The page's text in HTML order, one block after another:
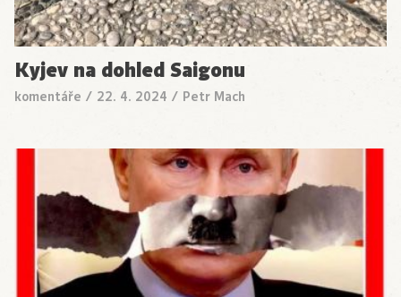
Kyjev na dohled Saigonu
komentáře / 22. 4. 2024 / Petr Mach